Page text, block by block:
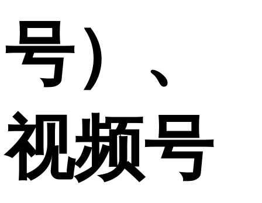
号）、
视频号